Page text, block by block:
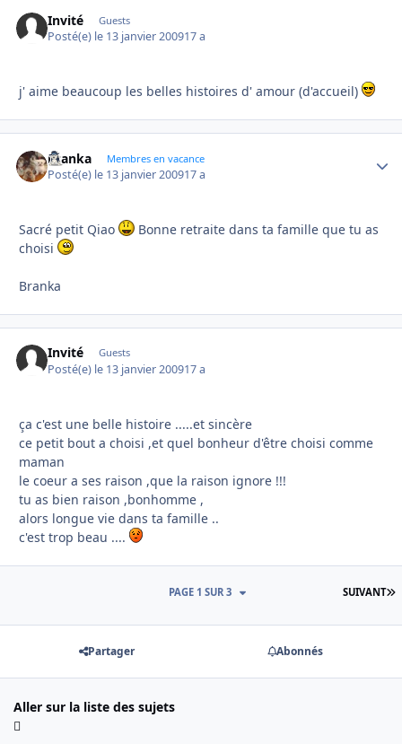
Invité Guests
Posté(e) le 13 janvier 200917 a
j' aime beaucoup les belles histoires d' amour (d'accueil)
branka Membres en vacance
Posté(e) le 13 janvier 200917 a
Sacré petit Qiao
Bonne retraite dans ta famille que tu as
choisi
Branka
Invité Guests
Posté(e) le 13 janvier 200917 a
ça c'est une belle histoire .....et sincère
ce petit bout a choisi ,et quel bonheur d'être choisi comme
maman
le coeur a ses raison ,que la raison ignore !!!
tu as bien raison ,bonhomme ,
alors longue vie dans ta famille ..
c'est trop beau ....
SUIVANT
PAGE 1 SUR 3
Partager Abonnés
Aller sur la liste des sujets